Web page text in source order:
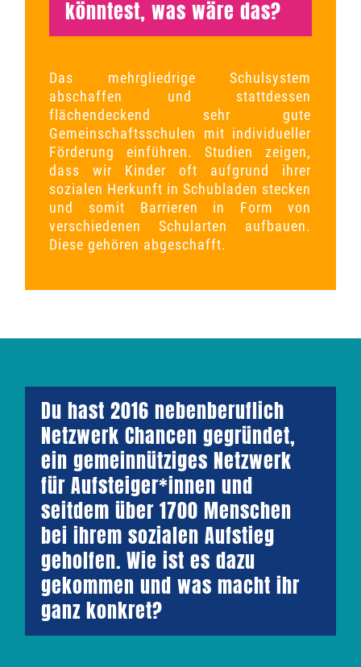
könntest, was wäre das?
Das mehrgliedrige Schulsystem
abschaffen und stattdessen
flächendeckend sehr gute
Gemeinschaftsschulen mit individueller
Förderung einführen. Studien zeigen,
dass wir Kinder oft aufgrund ihrer
sozialen Herkunft in Schubladen stecken
und somit Barrieren in Form von
verschiedenen Schularten aufbauen.
Diese gehören abgeschafft.
Du hast 2016 nebenberuflich
Netzwerk Chancen gegründet,
ein gemeinnütziges Netzwerk
für Aufsteiger*innen und
seitdem über 1700 Menschen
bei ihrem sozialen Aufstieg
geholfen. Wie ist es dazu
gekommen und was macht ihr
ganz konkret?